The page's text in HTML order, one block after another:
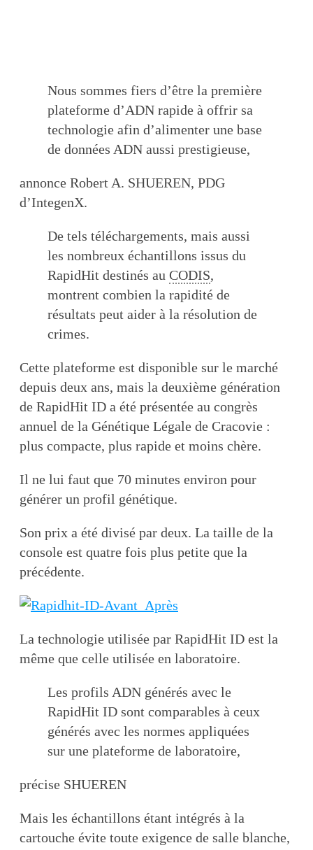
Nous sommes fiers d’être la première
plateforme d’ADN rapide à offrir sa
technologie afin d’alimenter une base
de données ADN aussi prestigieuse,
annonce Robert A. SHUEREN, PDG
d’IntegenX.
De tels téléchargements, mais aussi
les nombreux échantillons issus du
RapidHit destinés au CODIS,
montrent combien la rapidité de
résultats peut aider à la résolution de
crimes.
Cette plateforme est disponible sur le marché
depuis deux ans, mais la deuxième génération
de RapidHit ID a été présentée au congrès
annuel de la Génétique Légale de Cracovie :
plus compacte, plus rapide et moins chère.
Il ne lui faut que 70 minutes environ pour
générer un profil génétique.
Son prix a été divisé par deux. La taille de la
console est quatre fois plus petite que la
précédente.
La technologie utilisée par RapidHit ID est la
même que celle utilisée en laboratoire.
Les profils ADN générés avec le
RapidHit ID sont comparables à ceux
générés avec les normes appliquées
sur une plateforme de laboratoire,
précise SHUEREN
Mais les échantillons étant intégrés à la
cartouche évite toute exigence de salle blanche,